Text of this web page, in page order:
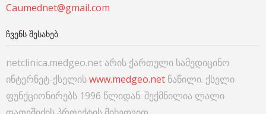
Caumednet@gmail.com
ᲩᲕᲔᲜᲡ ᲨᲔᲡᲐᲮᲔᲑ
netclinica.medgeo.net არის ქართული სამედიცინო
ინტერნეტ-ქსელისwww.medgeo.net ნაწილი. ქსელი
ფუნქციონირებს 1996 წლიდან. შექმნილია ლალი